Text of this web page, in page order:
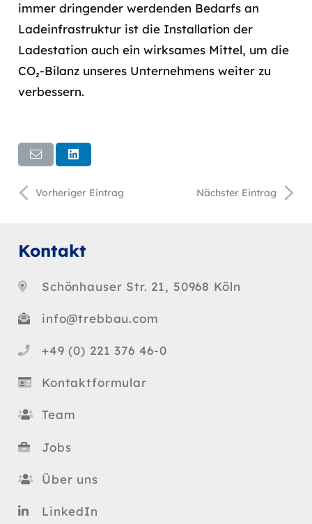
immer dringender werdenden Bedarfs an
Ladeinfrastruktur ist die Installation der
Ladestation auch ein wirksames Mittel, um die
CO₂-Bilanz unseres Unternehmens weiter zu
verbessern.
Vorheriger Eintrag Nächster Eintrag
Kontakt
Schönhauser Str. 21, 50968 Köln
info@trebbau.com
+49 (0) 221 376 46-0
Kontaktformular
Team
Jobs
Über uns
LinkedIn